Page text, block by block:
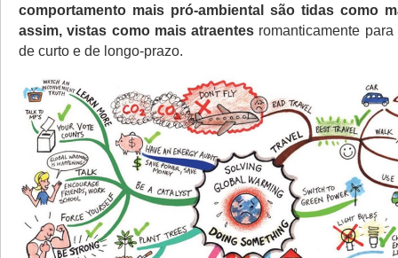
comportamento mais pró-ambiental são tidas como
assim, vistas como mais atraentes romanticamente
de curto e de longo-prazo.